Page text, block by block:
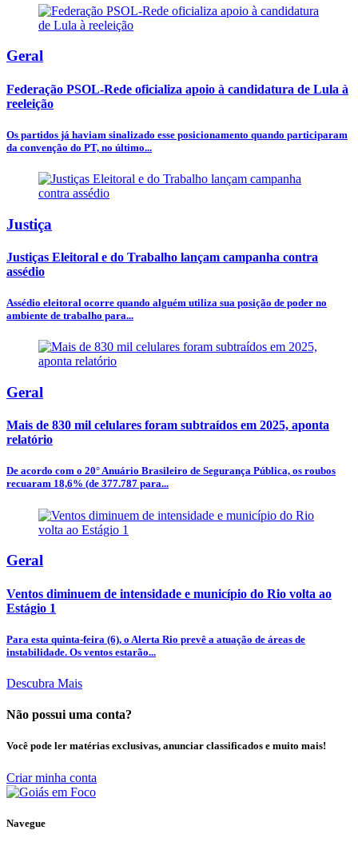
Geral
Federação PSOL-Rede oficializa apoio à candidatura de Lula à
reeleição
Os partidos já haviam sinalizado esse posicionamento quando participaram
da convenção do PT, no último...
Justiça
Justiças Eleitoral e do Trabalho lançam campanha contra
assédio
Assédio eleitoral ocorre quando alguém utiliza sua posição de poder no
ambiente de trabalho para...
Geral
Mais de 830 mil celulares foram subtraídos em 2025, aponta
relatório
De acordo com o 20° Anuário Brasileiro de Segurança Pública, os roubos
recuaram 18,6% (de 377.787 para...
Geral
Ventos diminuem de intensidade e município do Rio volta ao
Estágio 1
Para esta quinta-feira (6), o Alerta Rio prevê a atuação de áreas de
instabilidade. Os ventos estarão...
Descubra Mais
Não possui uma conta?
Você pode ler matérias exclusivas, anunciar classificados e muito mais!
Criar minha conta
Navegue